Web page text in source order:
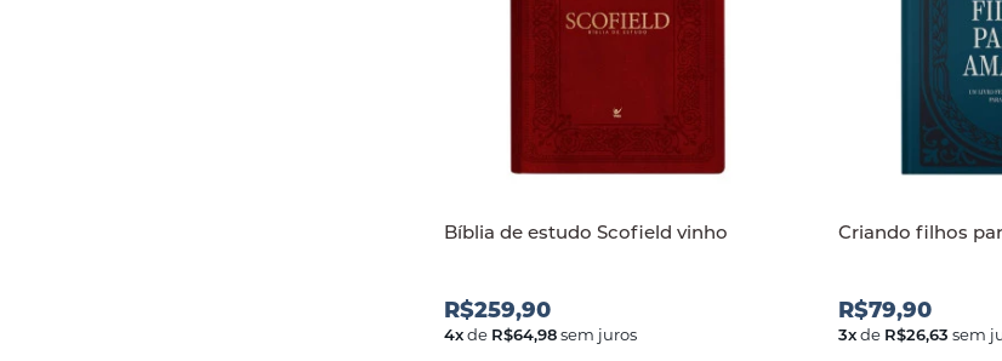
Bíblia de estudo Scofield vinho
R$259,90
4xde R$64,98sem juros
Criando filhos
R$79,90
3xde R$26,63 sem